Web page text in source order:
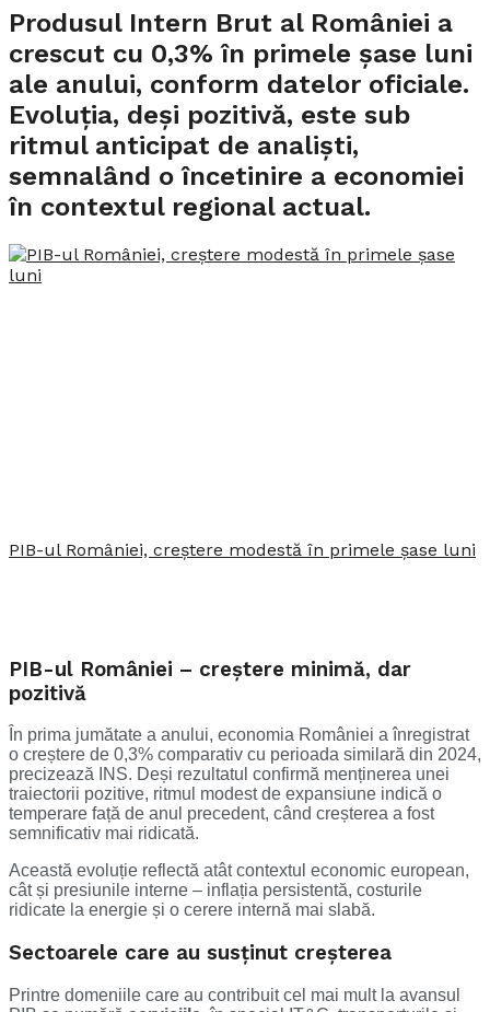
Produsul Intern Brut al României a
crescut cu 0,3% în primele șase luni
ale anului, conform datelor oficiale.
Evoluția, deși pozitivă, este sub
ritmul anticipat de analiști,
semnalând o încetinire a economiei
în contextul regional actual.
PIB-ul României, creștere modestă în primele șase luni
PIB-ul României – creștere minimă, dar
pozitivă
În prima jumătate a anului, economia României a înregistrat
o creștere de 0,3% comparativ cu perioada similară din 2024,
precizează INS. Deși rezultatul confirmă menținerea unei
traiectorii pozitive, ritmul modest de expansiune indică o
temperare față de anul precedent, când creșterea a fost
semnificativ mai ridicată.
Această evoluție reflectă atât contextul economic european,
cât și presiunile interne – inflația persistentă, costurile
ridicate la energie și o cerere internă mai slabă.
Sectoarele care au susținut creșterea
Printre domeniile care au contribuit cel mai mult la avansul